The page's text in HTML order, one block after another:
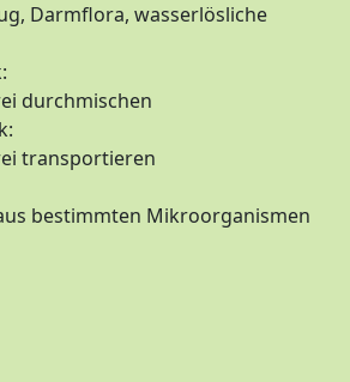
Darmflora, wasserlösliche
durchmischen
transportieren
bestimmten Mikroorganismen